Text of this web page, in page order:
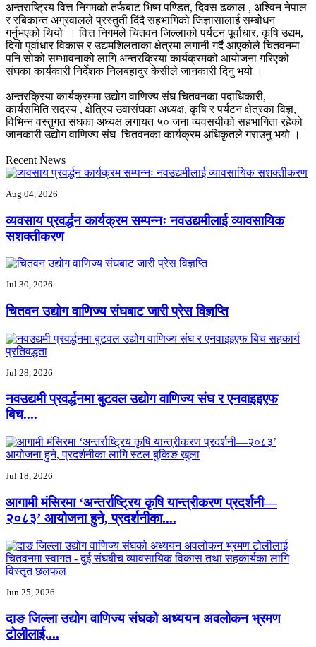
अन्तराष्ट्रिय वित्त निगमको तर्फबाट भिष्म पण्डित, दिवस ढकाल , अश्विन नेपाल
र रबिकान्त अग्रवालले प्रस्तुती दिंदै सहभागिको जिज्ञासालाई सम्बोधन
गर्नुभएको थियो । वित्त निगमले चितवन जिल्लाको पर्यटन पूर्वाधार, कृषि उद्यम,
दिगो पूर्वाधार विकास र उद्यमशिलताका क्षेत्रमा लगानी गर्दै आएकोले चितवनमा
पनि सोको सम्भावनाको लागि अन्तरक्रिया कार्यक्रमको आयोजना गरिएको
संघका कार्यकारी निर्देशक निलबहादुर केसीले जानकारी दिनु भयो ।
अन्तरक्रिया कार्यक्रममा उद्योग वाणिज्य संघ चितवनका पदाधिकारी,
कार्यसमिति सदस्य , क्षेत्रिय उवासंघका अध्यक्ष, कृषि र पर्यटन क्षेत्रका विज्ञ,
विभिन्न वस्तुगत संघका अध्यक्ष लगायत ५० जना व्यवसयीको सहभागिता रहेको
जानकारी उद्योग वाणिज्य संघ–चितवनका कार्यक्रम अधिकृतले गराउनु भयो ।
Recent News
Aug 04, 2026
व्यवसाय प्रवर्द्धन कार्यक्रम सम्पन्नः नवउद्यमीलाई व्यावसायिक
सशक्तीकरण
Jul 30, 2026
चितवन उद्योग वाणिज्य संघबाट जारी प्रेस विज्ञप्ति
Jul 28, 2026
नवउद्यमी प्रवर्द्धनमा बुटवल उद्योग वाणिज्य संघ र एनवाइइएफ
बिच....
Jul 18, 2026
आगामी मंसिरमा ‘अन्तर्राष्ट्रिय कृषि यान्त्रीकरण प्रदर्शनी—
२०८३’ आयोजना हुने, प्रदर्शनीका....
Jun 25, 2026
दाङ जिल्ला उद्योग वाणिज्य संघको अध्ययन अवलोकन भ्रमण
टोलीलाई....